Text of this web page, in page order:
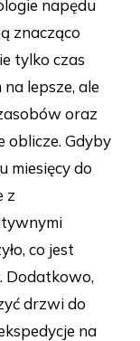
napędu
znacząco
tylko czas
lepsze, ale
oraz
oblicze. Gdyby
miesięcy do
z
co jest
Dodatkowo,
drzwi do
na